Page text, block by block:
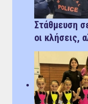
Στάθμευση
οι κλήσεις,